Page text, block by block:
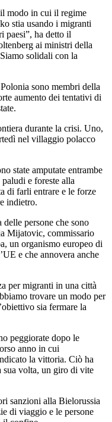
modo in cui il regime
stia usando i migranti
paesi”, ha detto il
ai ministri della
solidali con la
sono membri della
aumento dei tentativi di
durante la crisi. Uno,
nel villaggio polacco
state amputate entrambe
e foreste alla
di farli entrare e le forze
indietro.
delle persone che sono
Mijatovic, commissario
un organismo europeo di
e che annovera anche
per migranti in una città
trovare un modo per
sia fermare la
peggiorate dopo le
anno in cui
la vittoria. Ciò ha
sua volta, un giro di vite
sanzioni alla Bielorussia
di viaggio e le persone